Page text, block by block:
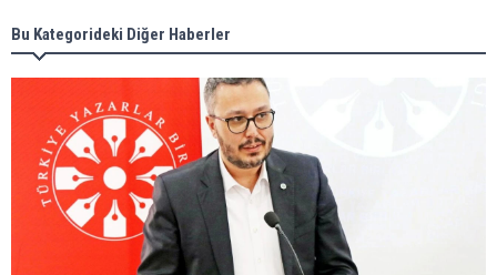
Bu Kategorideki Diğer Haberler